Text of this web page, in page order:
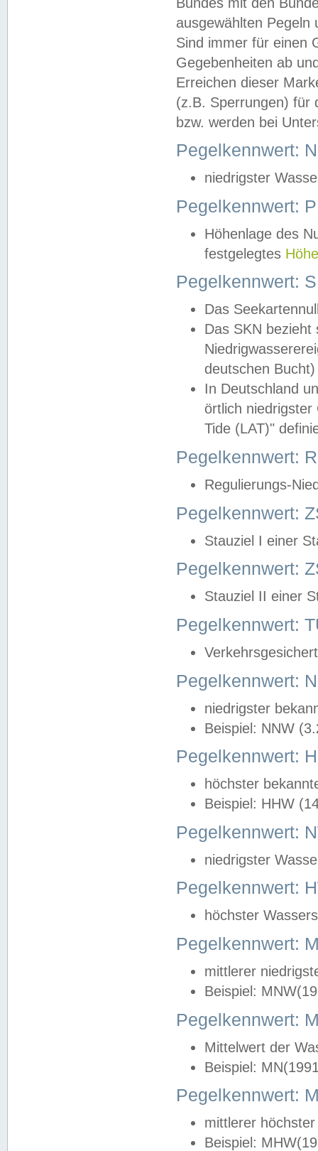
ausgewählten
Sind immer für einen
Gegebenheiten ab
Erreichen dieser
(z.B. Sperrungen) für
bzw. werden bei
Pegelkennwert:
niedrigster
Pegelkennwert:
Höhenlage des
festgelegtes
Pegelkennwert:
Das
Das SKN
deutschen
In Deutschland
örtlich
Tide (LAT)"
Pegelkennwert:
Regulierungs-
Pegelkennwert:
Stauziel I einer
Pegelkennwert:
Stauziel II einer
Pegelkennwert:
Pegelkennwert:
niedrigster
Beispiel: NNW
Pegelkennwert:
höchster
Beispiel: HHW
Pegelkennwert:
niedrigster
Pegelkennwert:
höchster
Pegelkennwert:
mittlerer
Beispiel:
Pegelkennwert:
Mittelwert der
Beispiel:
Pegelkennwert:
mittlerer
Beispiel: